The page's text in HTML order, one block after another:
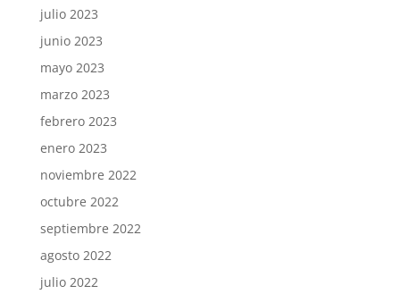
julio 2023
junio 2023
mayo 2023
marzo 2023
febrero 2023
enero 2023
noviembre 2022
octubre 2022
septiembre 2022
agosto 2022
julio 2022